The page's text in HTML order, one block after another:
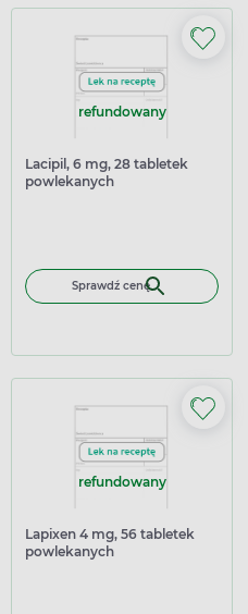
refundowany
Lacipil, 6 mg, 28 tabletek
powlekanych
Sprawdź cenę
refundowany
Lapixen 4 mg, 56 tabletek
powlekanych